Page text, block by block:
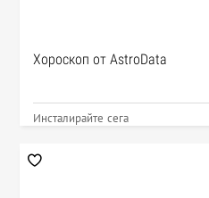
Хороскоп от AstroData
Инсталирайте сега